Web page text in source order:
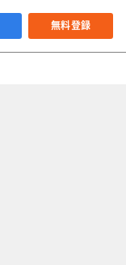
無料登録